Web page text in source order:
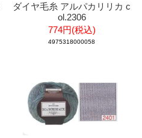
ダイヤ毛糸 アルパカリリカ c
ol.2306
774円(税込)
4975318000058